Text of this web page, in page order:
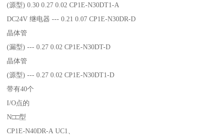
(源型) 0.30 0.27 0.02 CP1E-N30DT1-A
DC24V 继电器 --- 0.21 0.07 CP1E-N30DR-D
晶体管
(漏型) --- 0.27 0.02 CP1E-N30DT-D
晶体管
(源型) --- 0.27 0.02 CP1E-N30DT1-D
带有40个
I/O点的
N□□型
CP1E-N40DR-A UC1、